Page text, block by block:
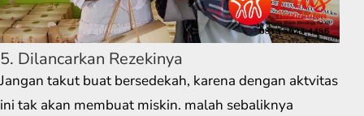
5. Dilancarkan Rezekinya
Jangan takut buat bersedekah, karena dengan aktvitas
ini tak akan membuat miskin. malah sebaliknya